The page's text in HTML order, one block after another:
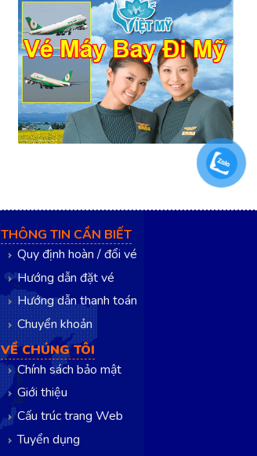
THÔNG TIN CẦN BIẾT
Quy định hoàn / đổi vé
Hướng dẫn đặt vé
Hướng dẫn thanh toán
Chuyển khoản
VỀ CHÚNG TÔI
Chính sách bảo mật
Giới thiệu
Cấu trúc trang Web
Tuyển dụng